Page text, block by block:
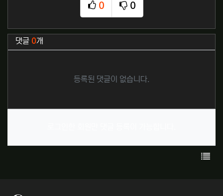
0
추천
0
비추천
관련자료
댓글 0개
등록된 댓글이 없습니다.
목록